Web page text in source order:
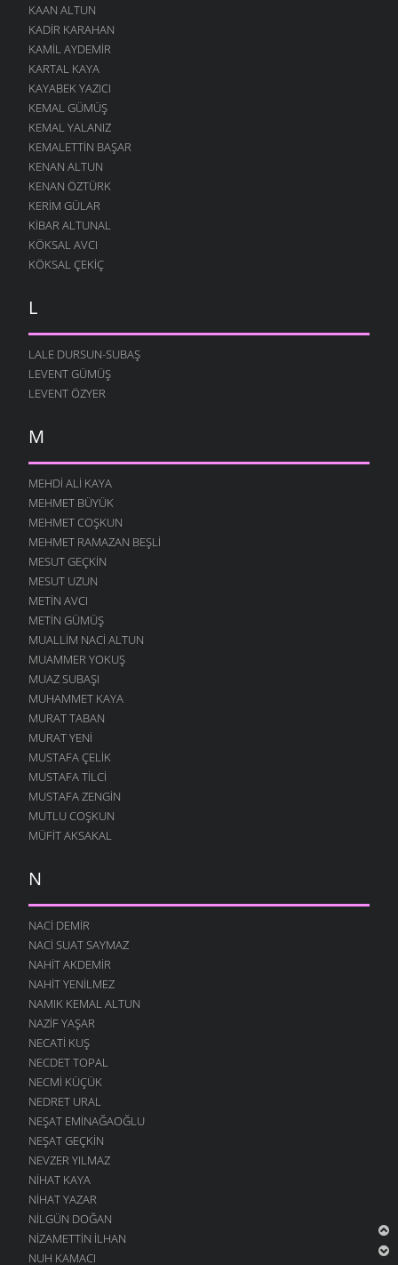
KAAN ALTUN
KADIR KARAHAN
KAMIL AYDEMIR
KARTAL KAYA
KAYABEK YAZICI
KEMAL GÜMÜŞ
KEMAL YALANIZ
KEMALETTIN BAŞAR
KENAN ALTUN
KENAN ÖZTÜRK
KERIM GÜLAR
KIBAR ALTUNAL
KÖKSAL AVCI
KÖKSAL ÇEKIÇ
L
LALE DURSUN-SUBAŞ
LEVENT GÜMÜŞ
LEVENT ÖZYER
M
MEHDI ALI KAYA
MEHMET BÜYÜK
MEHMET COŞKUN
MEHMET RAMAZAN BEŞLI
MESUT GEÇKIN
MESUT UZUN
METIN AVCI
METIN GÜMÜŞ
MUALLIM NACI ALTUN
MUAMMER YOKUŞ
MUAZ SUBAŞI
MUHAMMET KAYA
MURAT TABAN
MURAT YENI
MUSTAFA ÇELIK
MUSTAFA TILCI
MUSTAFA ZENGIN
MUTLU COŞKUN
MÜFIT AKSAKAL
N
NACI DEMIR
NACI SUAT SAYMAZ
NAHIT AKDEMIR
NAHIT YENILMEZ
NAMIK KEMAL ALTUN
NAZIF YAŞAR
NECATI KUŞ
NECDET TOPAL
NECMI KÜÇÜK
NEDRET URAL
NEŞAT EMINAĞAOĞLU
NEŞAT GEÇKIN
NEVZER YILMAZ
NIHAT KAYA
NIHAT YAZAR
NILGÜN DOĞAN
NIZAMETTIN İLHAN
NUH KAMACI